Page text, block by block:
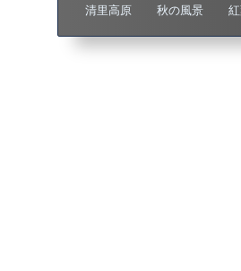
清里高原
秋の風景